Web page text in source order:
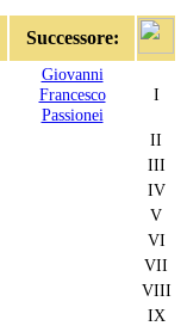
Successore:
Giovanni
Francesco
Passionei
I
II
III
IV
V
VI
VII
VIII
IX